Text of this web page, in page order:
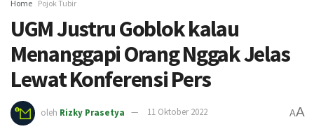
Home Pojok Tubir
UGM Justru Goblok kalau
Menanggapi Orang Nggak Jelas
Lewat Konferensi Pers
oleh Rizky Prasetya 11 Oktober 2022 AA